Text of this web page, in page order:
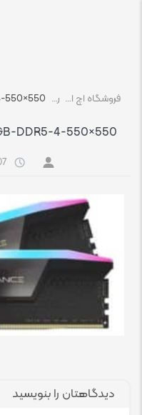
فروشگاه اچ استوک بازار انلاین تجهیزات کامپیوتر استوک رسانه 550×550
DDR5-4-550×550
07
دیدگاهتان را بنویسید